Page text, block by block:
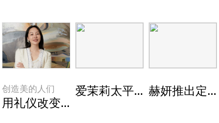
创造美的人们
用礼仪改变人生的国际礼仪培训师何佩蓉
爱茉莉太平洋发布定制型彩
赫妍推出定